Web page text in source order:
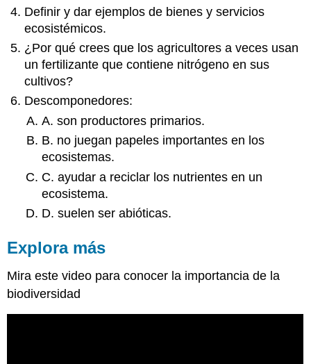
Definir y dar ejemplos de bienes y servicios
ecosistémicos.
¿Por qué crees que los agricultores a veces usan
un fertilizante que contiene nitrógeno en sus
cultivos?
Descomponedores:
A. son productores primarios.
B. no juegan papeles importantes en los
ecosistemas.
C. ayudar a reciclar los nutrientes en un
ecosistema.
D. suelen ser abióticas.
Explora más
Mira este video para conocer la importancia de la
biodiversidad